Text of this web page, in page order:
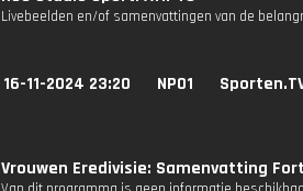
Livebeelden en/of samenvattingen van de
16-11-2024 23:20 NPO1
Vrouwen Eredivisie: Samenvatting